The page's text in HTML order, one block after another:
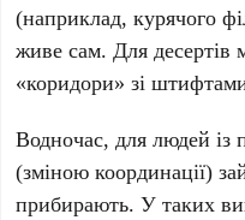
(наприклад, курячого
живе сам. Для десертів
коридори
зі
Водночас, для людей
(зміною координації)
прибирають. У таких